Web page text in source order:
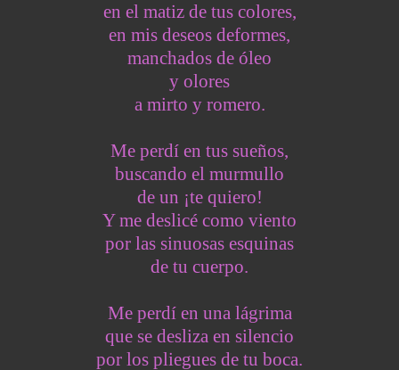
en el matiz de tus colores,
en mis deseos deformes,
manchados de óleo
y olores
a mirto y romero.
Me perdí en tus sueños,
buscando el murmullo
de un ¡te quiero!
Y me deslicé como viento
por las sinuosas esquinas
de tu cuerpo.
Me perdí en una lágrima
que se desliza en silencio
por los pliegues de tu boca.